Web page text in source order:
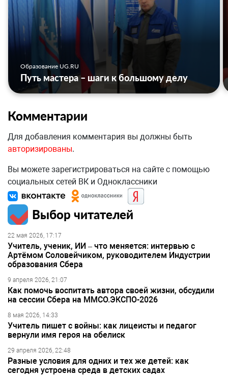
Образование UG.RU
Путь мастера – шаги к большому делу
Комментарии
Для добавления комментария вы должны быть
авторизированы.
Вы можете зарегистрироваться на сайте с помощью
социальных сетей ВК и Одноклассники
Выбор читателей
22 мая 2026, 17:17
Учитель, ученик, ИИ – что меняется: интервью с
Артёмом Соловейчиком, руководителем Индустрии
образования Сбера
9 апреля 2026, 21:07
Как помочь воспитать автора своей жизни, обсудили
на сессии Сбера на ММСО.ЭКСПО-2026
8 мая 2026, 14:33
Учитель пишет с войны: как лицеисты и педагог
вернули имя героя на обелиск
29 апреля 2026, 22:48
Разные условия для одних и тех же детей: как
сегодня устроена среда в детских садах